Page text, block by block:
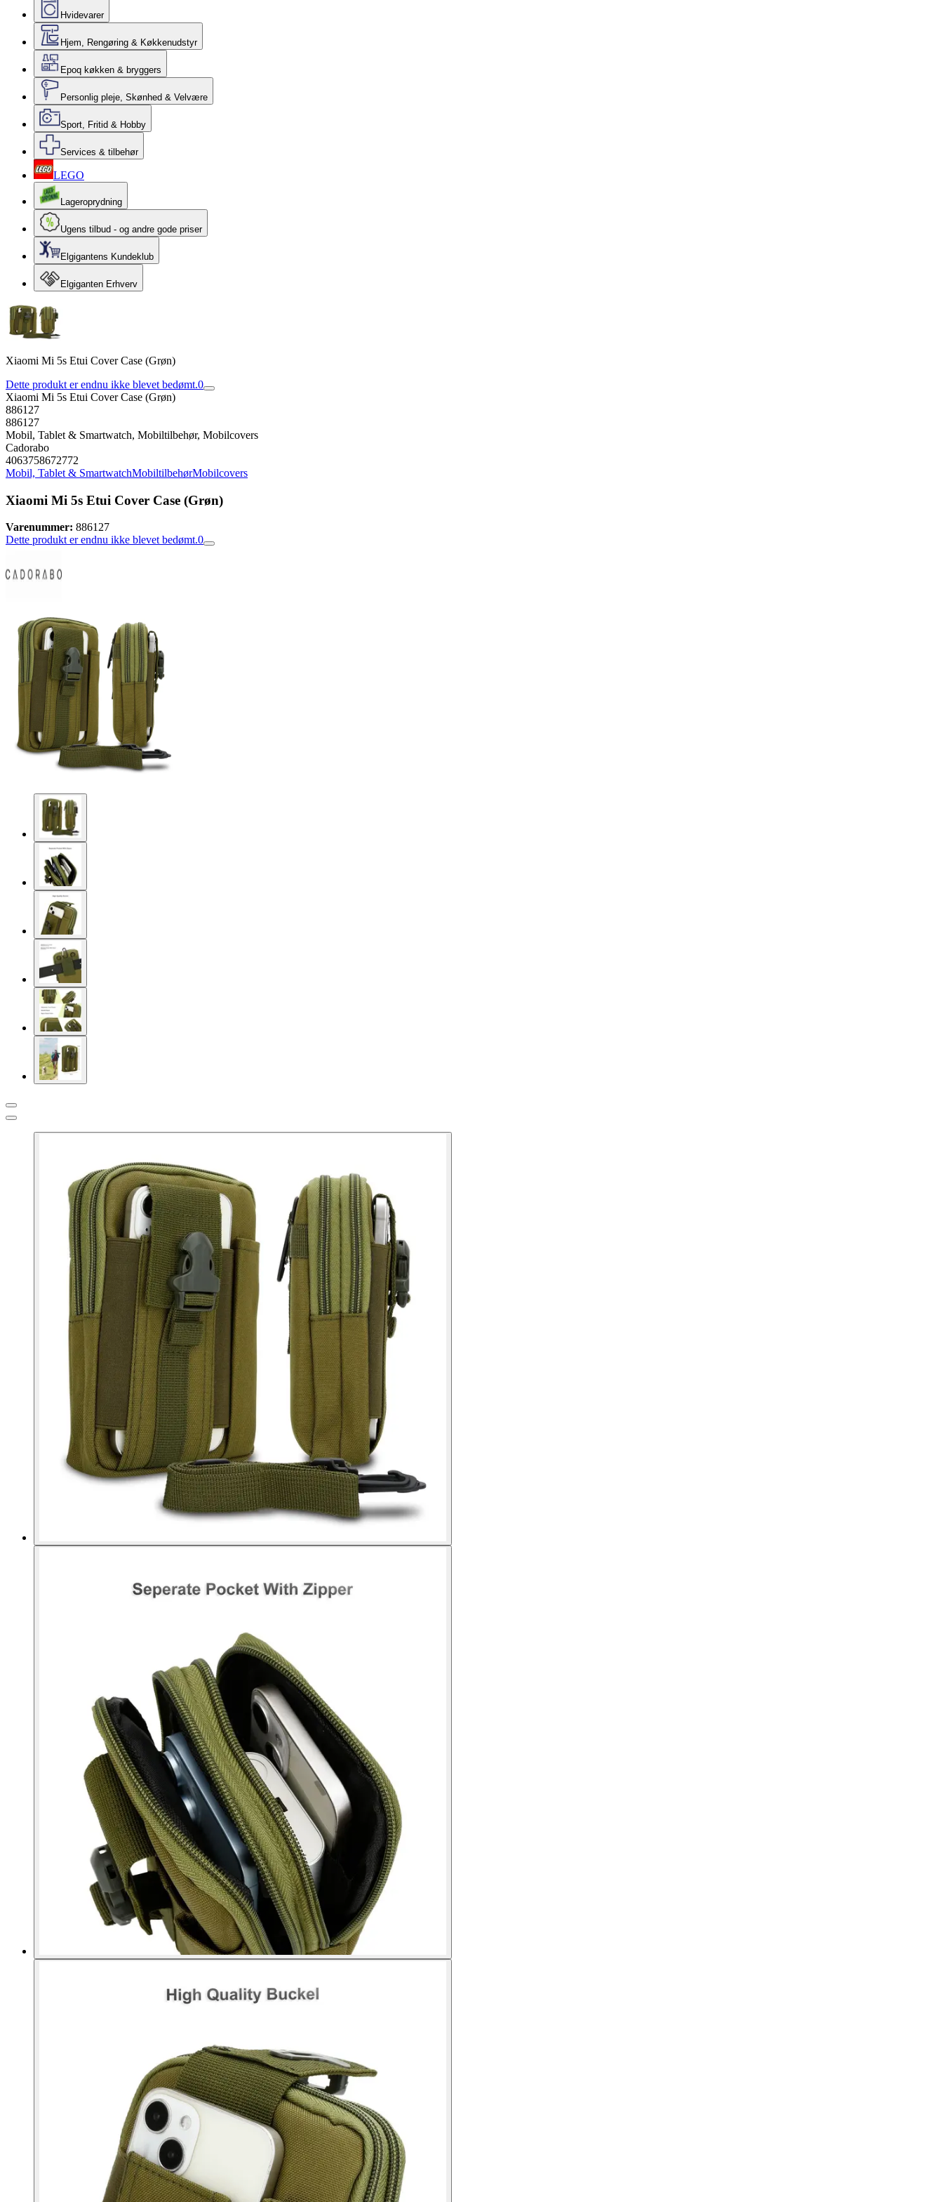
Hvidevarer
Hjem, Rengøring & Køkkenudstyr
Epoq køkken & bryggers
Personlig pleje, Skønhed & Velvære
Sport, Fritid & Hobby
Services & tilbehør
LEGO
Lageroprydning
Ugens tilbud - og andre gode priser
Elgigantens Kundeklub
Elgiganten Erhverv
Xiaomi Mi 5s Etui Cover Case (Grøn)
Dette produkt er endnu ikke blevet bedømt.0
Xiaomi Mi 5s Etui Cover Case (Grøn)
886127
886127
Mobil, Tablet & Smartwatch, Mobiltilbehør, Mobilcovers
Cadorabo
4063758672772
Mobil, Tablet & SmartwatchMobiltilbehørMobilcovers
Xiaomi Mi 5s Etui Cover Case (Grøn)
Varenummer: 886127
Dette produkt er endnu ikke blevet bedømt.0